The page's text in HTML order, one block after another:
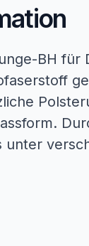
BH
unter